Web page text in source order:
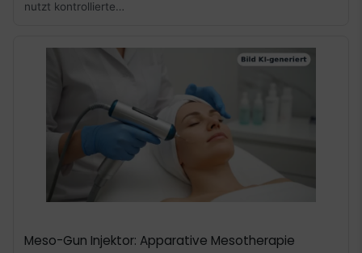
nutzt kontrollierte…
Meso-Gun Injektor: Apparative Mesotherapie